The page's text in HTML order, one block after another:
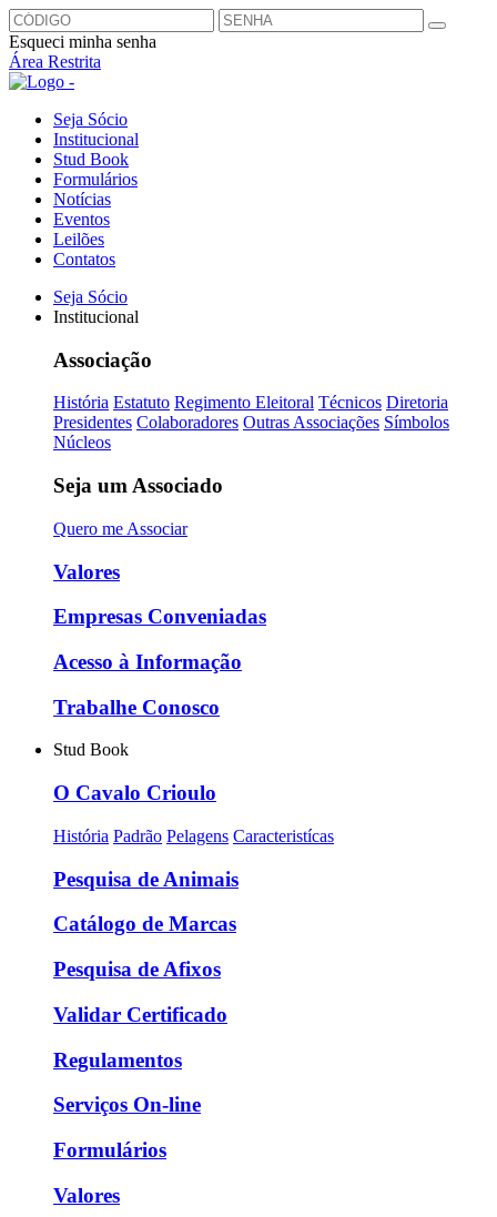
Esqueci minha senha
Área Restrita
Seja Sócio
Institucional
Stud Book
Formulários
Notícias
Eventos
Leilões
Contatos
Seja Sócio
Institucional
Associação
História Estatuto Regimento Eleitoral Técnicos Diretoria
Presidentes Colaboradores Outras Associações Símbolos
Núcleos
Seja um Associado
Quero me Associar
Valores
Empresas Conveniadas
Acesso à Informação
Trabalhe Conosco
Stud Book
O Cavalo Crioulo
História Padrão Pelagens Caracteristícas
Pesquisa de Animais
Catálogo de Marcas
Pesquisa de Afixos
Validar Certificado
Regulamentos
Serviços On-line
Formulários
Valores